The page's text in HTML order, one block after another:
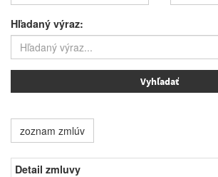
Hľadaný výraz:
zoznam zmlúv
Detail zmluvy